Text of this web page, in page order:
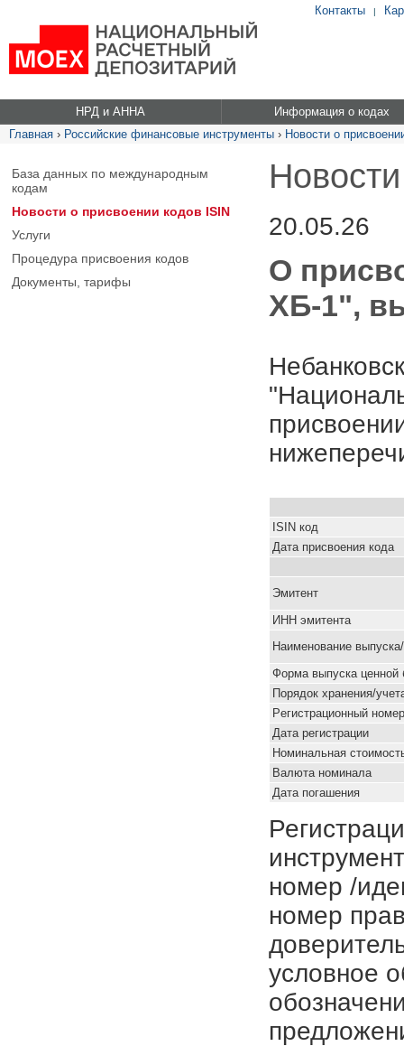
Контакты |
НРД и АННА
Информация о кодах
Главная › Российские финансовые инструменты › Новости о
База данных по международным
кодам
Новости о присвоении кодов ISIN
Услуги
Процедура присвоения кодов
Документы, тарифы
20.05.26
О
ХБ-1",
ISIN код
Дата присвоения кода
Эмитент
ИНН эмитента
Наименование
Форма выпуска ценной
Порядок хранения/
Pегистрационный номер
Дата регистрации
Номинальная
Валюта номинала
Дата погашения
номер /
номер
условное